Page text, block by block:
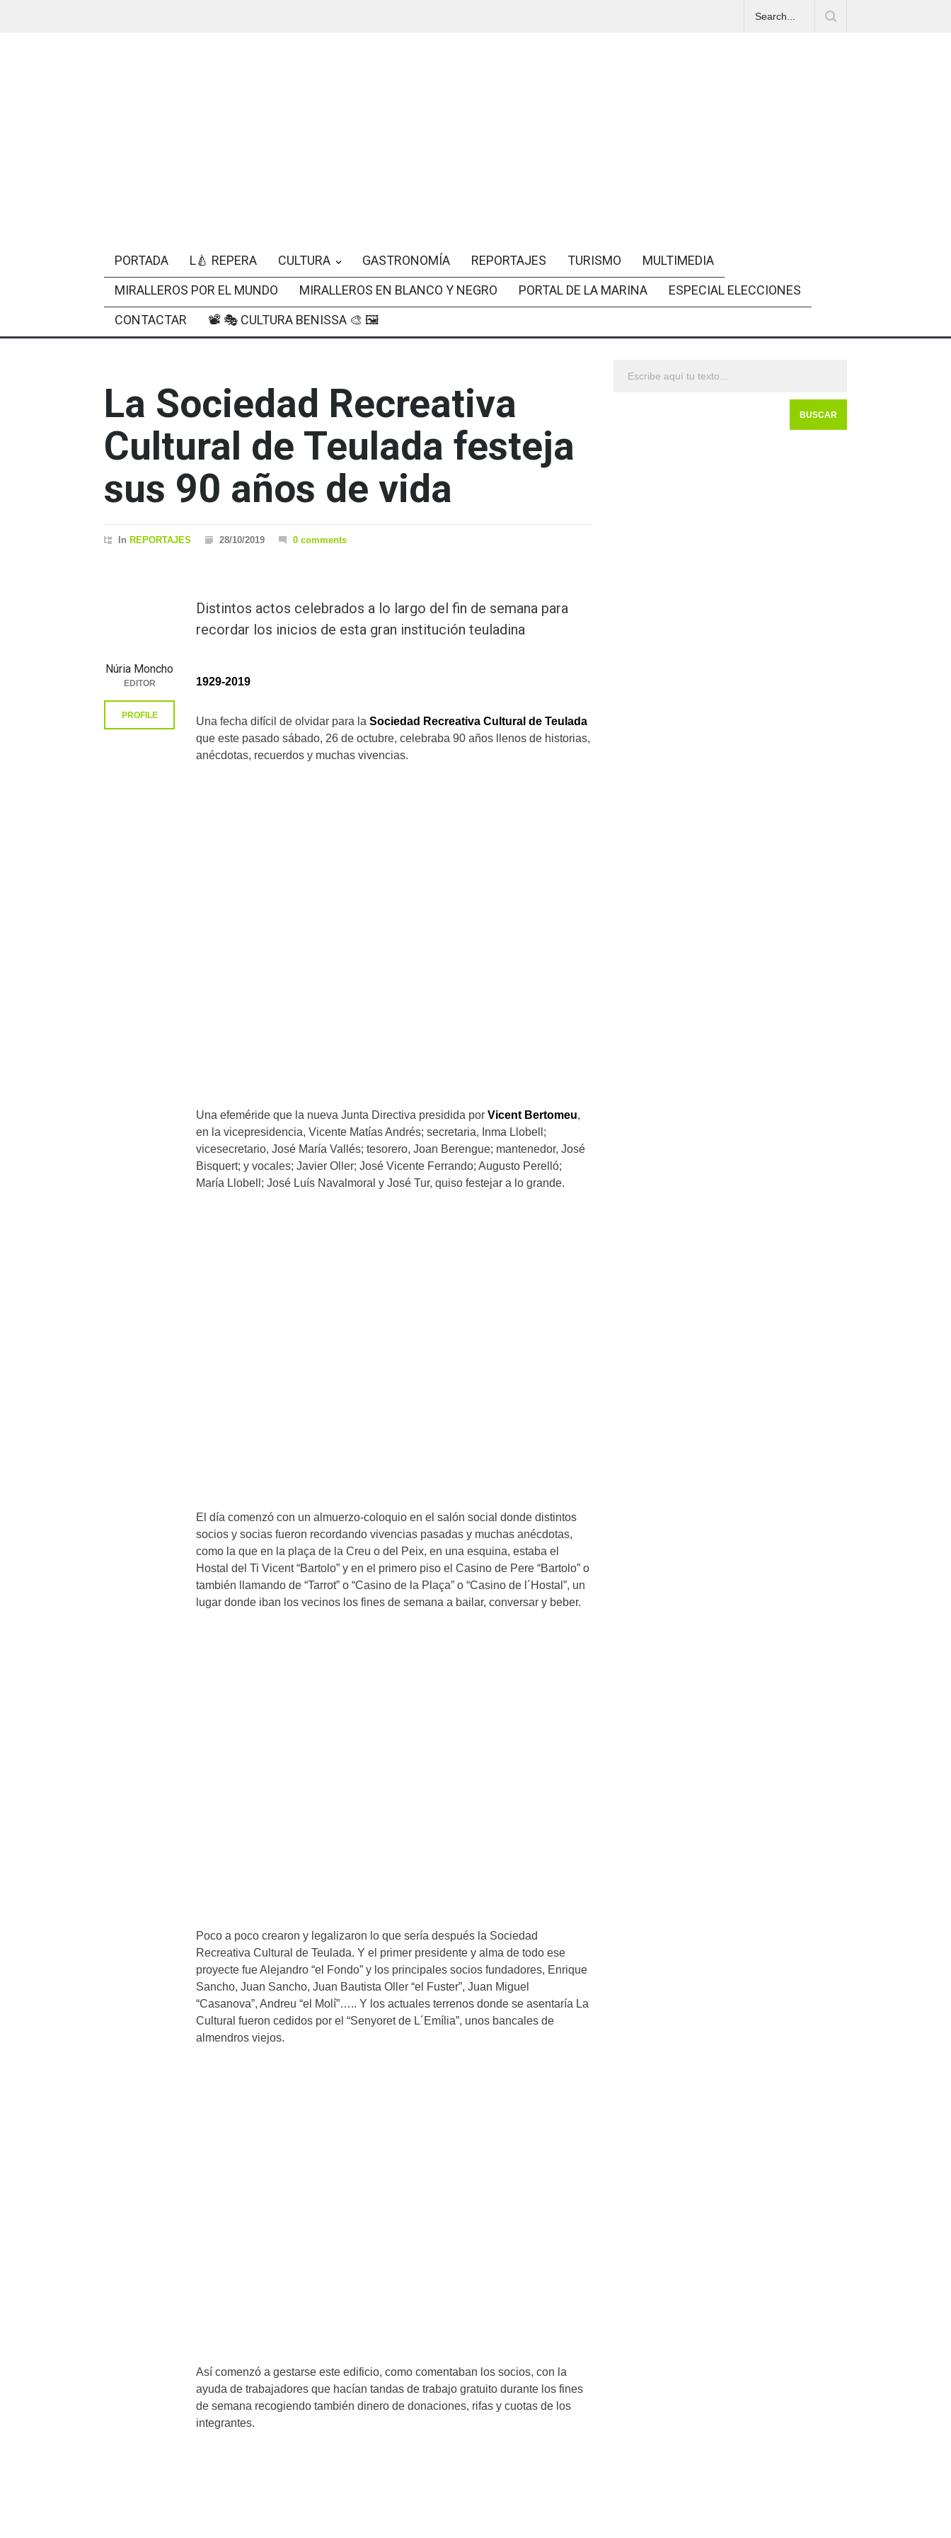
PORTADA L🍐 REPERA CULTURA GASTRONOMÍA REPORTAJES TURISMO
MULTIMEDIA
MIRALLEROS POR EL MUNDO
MIRALLEROS EN BLANCO Y NEGRO PORTAL DE LA MARINA
ESPECIAL ELECCIONES
CONTACTAR
📽 🎭 CULTURA BENISSA 🎨 🖼
La Sociedad Recreativa
Cultural de Teulada festeja
sus 90 años de vida
In REPORTAJES 28/10/2019 0 comments
Distintos actos celebrados a lo largo del fin de semana para
recordar los inicios de esta gran institución teuladina
1929-2019
Una fecha difícil de olvidar para la Sociedad Recreativa Cultural de Teulada
que este pasado sábado, 26 de octubre, celebraba 90 años llenos de historias,
anécdotas, recuerdos y muchas vivencias.
Una efeméride que la nueva Junta Directiva presidida por Vicent Bertomeu,
en la vicepresidencia, Vicente Matías Andrés; secretaria, Inma Llobell;
vicesecretario, José María Vallés; tesorero, Joan Berengue; mantenedor, José
Bisquert; y vocales; Javier Oller; José Vicente Ferrando; Augusto Perelló;
María Llobell; José Luís Navalmoral y José Tur, quiso festejar a lo grande.
El día comenzó con un almuerzo-coloquio en el salón social donde distintos
socios y socias fueron recordando vivencias pasadas y muchas anécdotas,
como la que en la plaça de la Creu o del Peix, en una esquina, estaba el
Hostal del Ti Vicent “Bartolo” y en el primero piso el Casino de Pere “Bartolo” o
también llamando de “Tarrot” o “Casino de la Plaça” o “Casino de l´Hostal”, un
lugar donde iban los vecinos los fines de semana a bailar, conversar y beber.
Poco a poco crearon y legalizaron lo que sería después la Sociedad
Recreativa Cultural de Teulada. Y el primer presidente y alma de todo ese
proyecte fue Alejandro “el Fondo” y los principales socios fundadores, Enrique
Sancho, Juan Sancho, Juan Bautista Oller “el Fuster”, Juan Miguel
“Casanova”, Andreu “el Molí”….. Y los actuales terrenos donde se asentaría La
Cultural fueron cedidos por el “Senyoret de L´Emília”, unos bancales de
almendros viejos.
Así comenzó a gestarse este edificio, como comentaban los socios, con la
ayuda de trabajadores que hacían tandas de trabajo gratuito durante los fines
de semana recogiendo también dinero de donaciones, rifas y cuotas de los
integrantes.
Núria Moncho
EDITOR
PROFILE